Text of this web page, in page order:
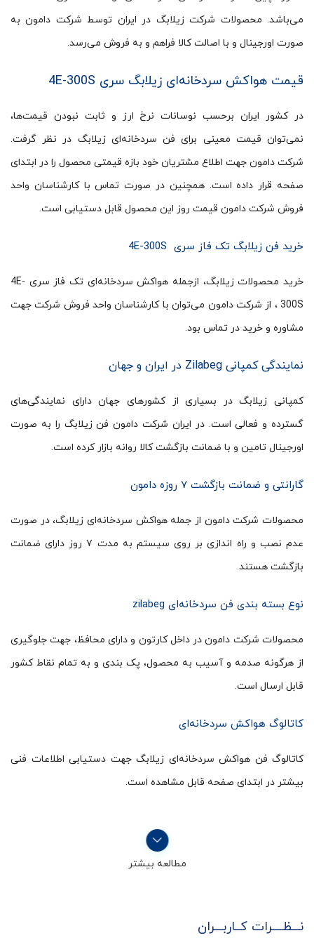
می‌باشد. محصولات شرکت زیلابگ در ایران توسط شرکت دامون به
صورت اورجینال و با اصالت کالا فراهم و به فروش می‌رسد.
قیمت هواکش سردخانه‌ای زیلابگ سری 4E-300S
در کشور ایران برحسب نوسانات نرخ ارز و ثابت نبودن قیمت‌ها،
نمی‌توان قیمت معینی برای فن سردخانه‌ای زیلابگ در نظر گرفت.
شرکت دامون جهت اطلاع مشتریان خود بازه قیمتی محصول را در ابتدای
صفحه قرار داده است. همچنین در صورت تماس با کارشناسان واحد
فروش شرکت دامون قیمت روز این محصول قابل دستیابی است.
خرید فن زیلابگ تک فاز سری 4E-300S
خرید محصولات زیلابگ، ازجمله هواکش سردخانه‌ای تک فاز سری 4E-
300S ، از شرکت دامون می‌توان با کارشناسان واحد فروش شرکت جهت
مشاوره و خرید در تماس بود.
نمایندگی کمپانی Zilabeg در ایران و جهان
کمپانی زیلابگ در بسیاری از کشورهای جهان دارای نمایندگی‌های
گسترده و فعالی است. در ایران شرکت دامون فن زیلابگ را به صورت
اورجینال تامین و با ضمانت بازگشت کالا روانه بازار کرده است.
گارانتی و ضمانت بازگشت ۷ روزه دامون
محصولات شرکت دامون از جمله هواکش سردخانه‌ای زیلابگ، در صورت
عدم نصب و راه اندازی بر روی سیستم به مدت ۷ روز دارای ضمانت
بازگشت هستند.
نوع بسته بندی فن سردخانه‌ای zilabeg
محصولات شرکت دامون در داخل کارتون و دارای محافظ، جهت جلوگیری
از هرگونه صدمه و آسیب به محصول، پک بندی و به تمام نقاط کشور
قابل ارسال است.
کاتالوگ هواکش سردخانه‌ای
کاتالوگ فن هواکش سردخانه‌ای زیلابگ جهت دستیابی اطلاعات فنی
بیشتر در ابتدای صفحه قابل مشاهده است.
مطالعه بیشتر
نـــظــــرات کــاربـــران